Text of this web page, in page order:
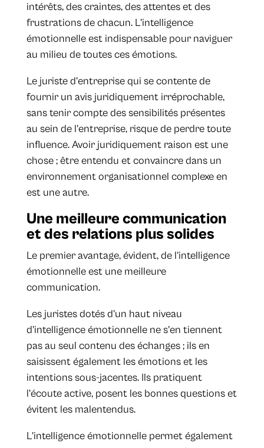
intérêts, des craintes, des attentes et des
frustrations de chacun. L’intelligence
émotionnelle est indispensable pour naviguer
au milieu de toutes ces émotions.
Le juriste d’entreprise qui se contente de
fournir un avis juridiquement irréprochable,
sans tenir compte des sensibilités présentes
au sein de l’entreprise, risque de perdre toute
influence. Avoir juridiquement raison est une
chose ; être entendu et convaincre dans un
environnement organisationnel complexe en
est une autre.
Une meilleure communication
et des relations plus solides
Le premier avantage, évident, de l’intelligence
émotionnelle est une meilleure
communication.
Les juristes dotés d’un haut niveau
d’intelligence émotionnelle ne s’en tiennent
pas au seul contenu des échanges ; ils en
saisissent également les émotions et les
intentions sous-jacentes. Ils pratiquent
l’écoute active, posent les bonnes questions et
évitent les malentendus.
L’intelligence émotionnelle permet également